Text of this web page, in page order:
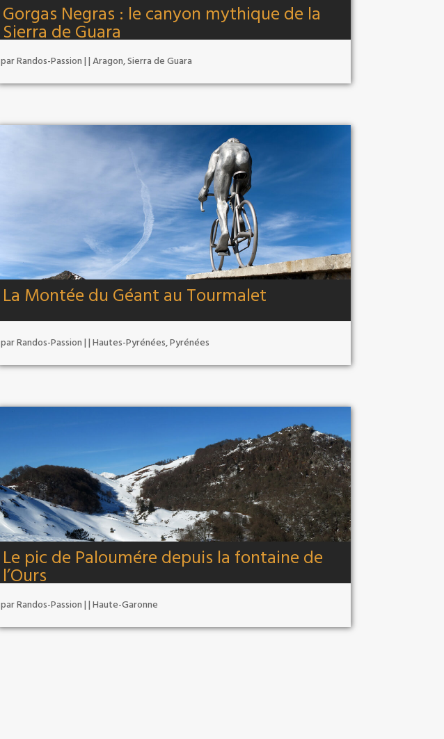
Gorgas Negras : le canyon mythique de la
Sierra de Guara
parRandos-Passion | | Aragon,Sierra de Guara
La Montée du Géant au Tourmalet
parRandos-Passion | | Hautes-Pyrénées,Pyrénées
Le pic de Paloumére depuis la fontaine de
l’Ours
parRandos-Passion | | Haute-Garonne